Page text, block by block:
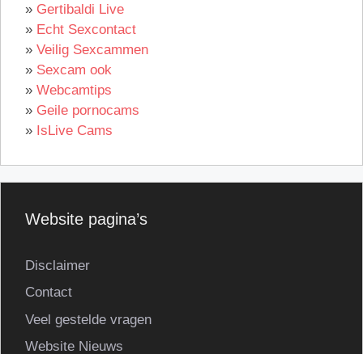
» Gertibaldi Live
» Echt Sexcontact
» Veilig Sexcammen
» Sexcam ook
» Webcamtips
» Geile pornocams
» IsLive Cams
Website pagina’s
Disclaimer
Contact
Veel gestelde vragen
Website Nieuws